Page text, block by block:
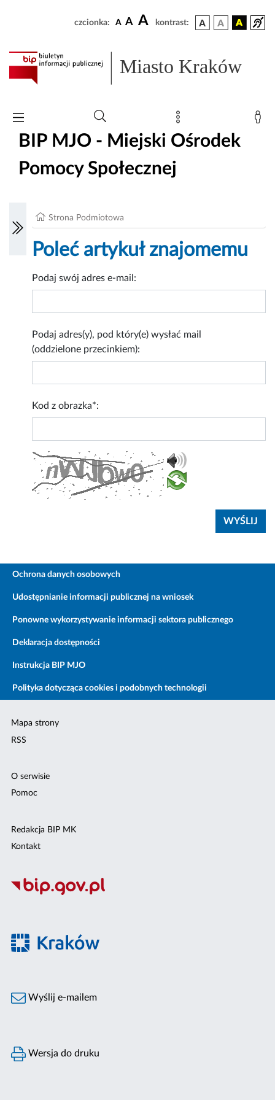
czcionka: A A A kontrast:
Miasto Kraków
BIP MJO - Miejski Ośrodek
Pomocy Społecznej
Strona Podmiotowa
Poleć artykuł znajomemu
Podaj swój adres e-mail:
Podaj adres(y), pod który(e) wysłać mail
(oddzielone przecinkiem):
Kod z obrazka*:
Ochrona danych osobowych
Udostępnianie informacji publicznej na wniosek
Ponowne wykorzystywanie informacji sektora publicznego
Deklaracja dostępności
Instrukcja BIP MJO
Polityka dotycząca cookies i podobnych technologii
Mapa strony
RSS
O serwisie
Pomoc
Redakcja BIP MK
Kontakt
Wyślij e-mailem
Wersja do druku